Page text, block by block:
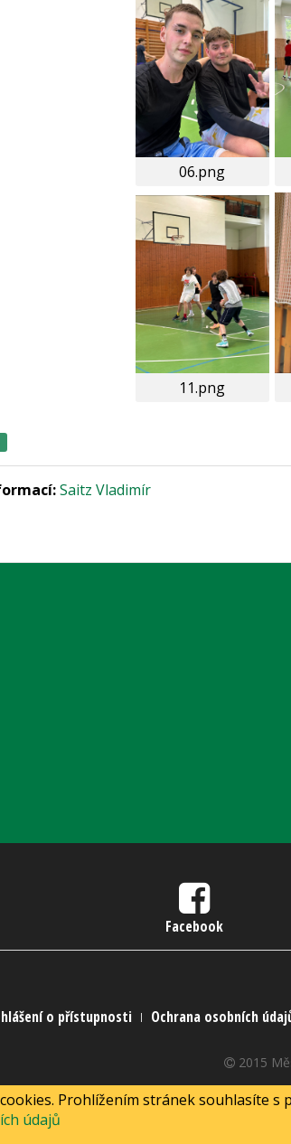
06.png
11.png
Saitz Vladimír
Facebook
o přístupnosti Ochrana osobních
2015
2015
Powered by Joomla!+
Prohlížením stránek souhlasíte s
údajů